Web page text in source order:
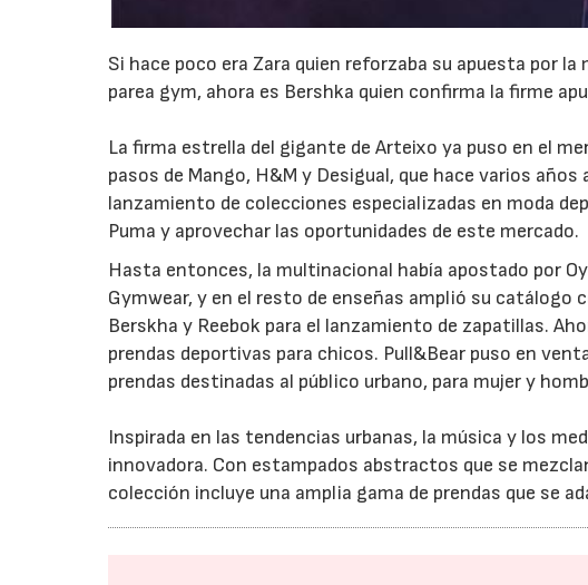
Si hace poco era Zara quien reforzaba su apuesta por
parea gym, ahora es Bershka quien confirma la firme
La firma estrella del gigante de Arteixo ya puso en el
pasos de Mango, H&M y Desigual, que hace varios
lanzamiento de colecciones especializadas en moda
Puma y aprovechar las oportunidades de este mercado.
Hasta entonces, la multinacional había apostado por
Gymwear, y en el resto de enseñas amplió su
Berskha y Reebok para el lanzamiento de zapatillas.
prendas deportivas para chicos. Pull&Bear puso en
prendas destinadas al público urbano, para mujer y
Inspirada en las tendencias urbanas, la música y los
innovadora. Con estampados abstractos que se
colección incluye una amplia gama de prendas que se